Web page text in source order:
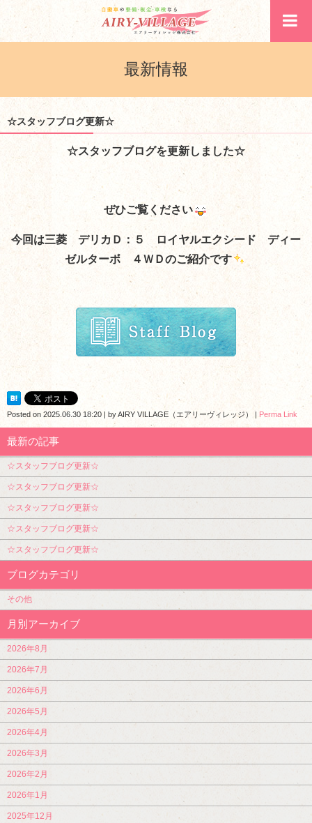
最新情報
☆スタッフブログ更新☆
☆スタッフブログを更新しました☆
ぜひご覧ください
今回は三菱 デリカＤ：５ ロイヤルエクシード ディー
ゼルターボ ４ＷＤのご紹介です
Posted on 2025.06.30 18:20 byAIRY VILLAGE（エアリーヴィレッジ） Perma Link
最新の記事
☆スタッフブログ更新☆
☆スタッフブログ更新☆
☆スタッフブログ更新☆
☆スタッフブログ更新☆
☆スタッフブログ更新☆
ブログカテゴリ
その他
月別アーカイブ
2026年8月
2026年7月
2026年6月
2026年5月
2026年4月
2026年3月
2026年2月
2026年1月
2025年12月